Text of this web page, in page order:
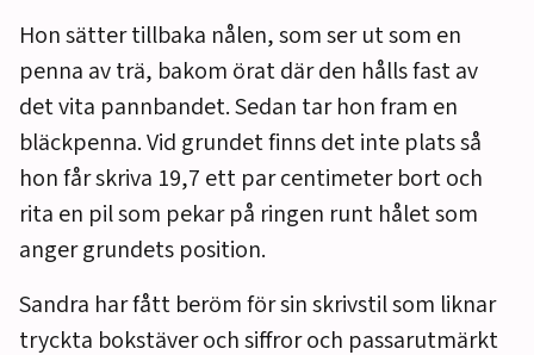
Hon sätter tillbaka nålen, som ser ut som en
penna av trä, bakom örat där den hålls fast av
det vita pannbandet. Sedan tar hon fram en
bläckpenna. Vid grundet finns det inte plats så
hon får skriva 19,7 ett par centimeter bort och
rita en pil som pekar på ringen runt hålet som
anger grundets position.
Sandra har fått beröm för sin skrivstil som liknar
tryckta bokstäver och siffror och passarutmärkt